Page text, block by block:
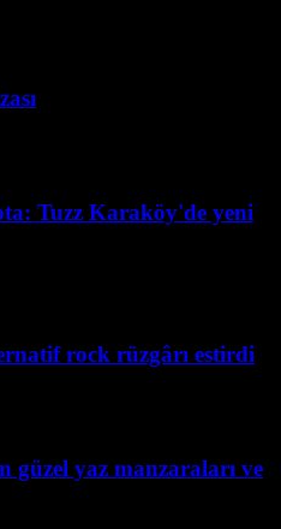
Tuzz Karaköy'de yeni
rock rüzgârı estirdi
güzel yaz manzaraları ve